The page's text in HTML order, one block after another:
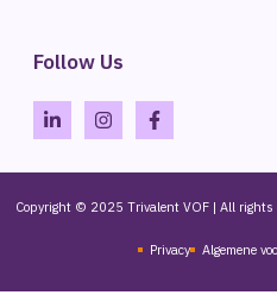
Follow Us
Copyright © 2025 Trivalent VOF | All rights
Privacy Algemene